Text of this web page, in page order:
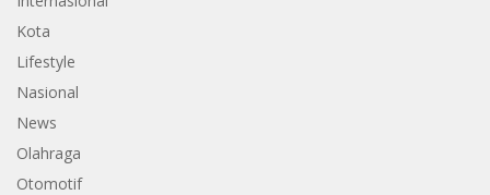
Kota
Lifestyle
Nasional
News
Olahraga
Otomotif